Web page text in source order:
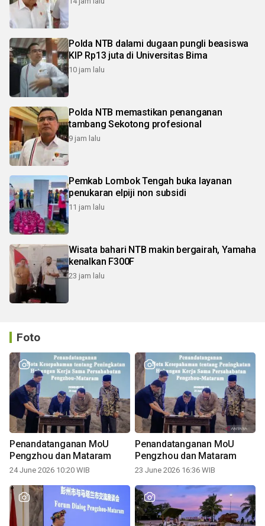
Polda NTB dalami dugaan pungli beasiswa
KIP Rp13 juta di Universitas Bima
10 jam lalu
Polda NTB memastikan penanganan
tambang Sekotong profesional
9 jam lalu
Pemkab Lombok Tengah buka layanan
penukaran elpiji non subsidi
11 jam lalu
Wisata bahari NTB makin bergairah, Yamaha
kenalkan F300F
23 jam lalu
Foto
Penandatanganan MoU
Pengzhou dan Mataram
24 June 2026 10:20 WIB
Penandatanganan MoU
Pengzhou dan Mataram
23 June 2026 16:36 WIB